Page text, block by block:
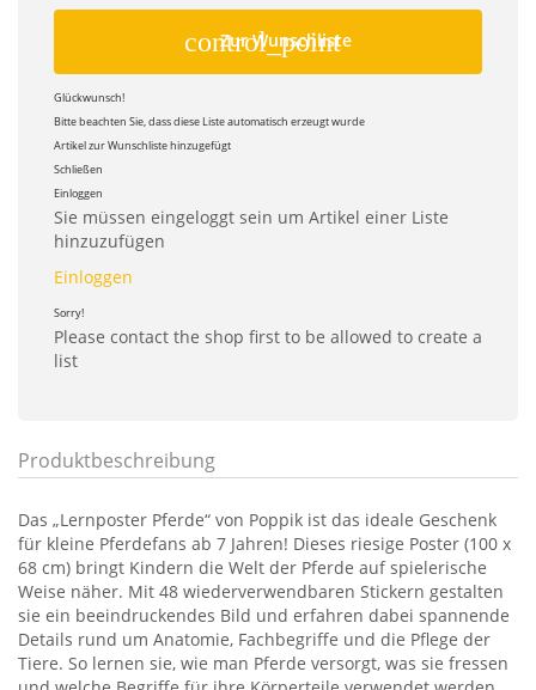
control_point
Zur Wunschliste
Glückwunsch!
Bitte beachten Sie, dass diese Liste automatisch erzeugt wurde
Artikel zur Wunschliste hinzugefügt
Schließen
Einloggen
Sie müssen eingeloggt sein um Artikel einer Liste
hinzuzufügen
Einloggen
Sorry!
Please contact the shop first to be allowed to create a
list
Produktbeschreibung
Das „Lernposter Pferde“ von Poppik ist das ideale Geschenk
für kleine Pferdefans ab 7 Jahren! Dieses riesige Poster (100 x
68 cm) bringt Kindern die Welt der Pferde auf spielerische
Weise näher. Mit 48 wiederverwendbaren Stickern gestalten
sie ein beeindruckendes Bild und erfahren dabei spannende
Details rund um Anatomie, Fachbegriffe und die Pflege der
Tiere. So lernen sie, wie man Pferde versorgt, was sie fressen